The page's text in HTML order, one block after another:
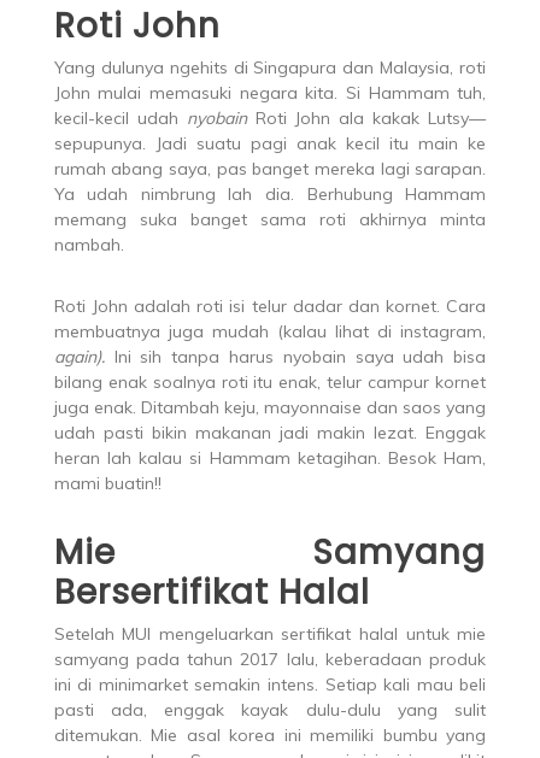
Roti John
Yang dulunya ngehits di Singapura dan Malaysia, roti
John mulai memasuki negara kita. Si Hammam tuh,
kecil-kecil udah nyobainRoti John ala kakak Lutsy—
sepupunya. Jadi suatu pagi anak kecil itu main ke
rumah abang saya, pas banget mereka lagi sarapan.
Ya udah nimbrung lah dia. Berhubung Hammam
memang suka banget sama roti akhirnya minta
nambah.
Roti John adalah roti isi telur dadar dan kornet. Cara
membuatnya juga mudah (kalau lihat di instagram,
again).Ini sih tanpa harus nyobain saya udah bisa
bilang enak soalnya roti itu enak, telur campur kornet
juga enak. Ditambah keju, mayonnaise dan saos yang
udah pasti bikin makanan jadi makin lezat. Enggak
heran lah kalau si Hammam ketagihan. Besok Ham,
mami buatin!!
Mie Samyang
Bersertifikat Halal
Setelah MUI mengeluarkan sertifikat halal untuk mie
samyang pada tahun 2017 lalu, keberadaan produk
ini di minimarket semakin intens. Setiap kali mau beli
pasti ada, enggak kayak dulu-dulu yang sulit
ditemukan. Mie asal korea ini memiliki bumbu yang